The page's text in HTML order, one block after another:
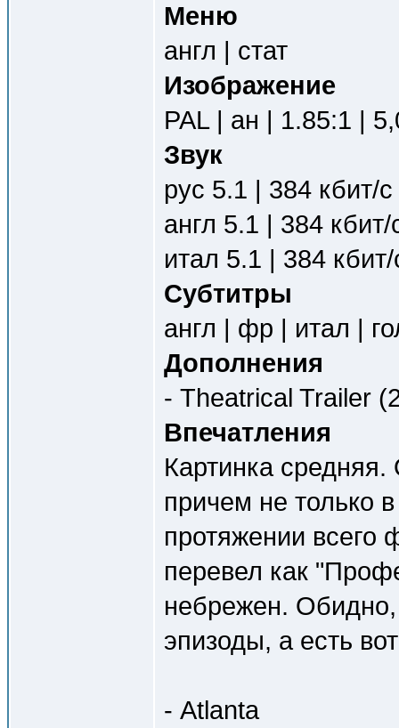
Меню
англ | стат
Изображение
PAL | ан | 1.85:1 |
Звук
рус 5.1 | 384 кбит/
англ 5.1 | 384 кбит/
итал 5.1 | 384 кбит/
Субтитры
англ | фр | итал |
Дополнения
- Theatrical Trailer
Впечатления
Картинка
причем не только
протяжении
перевел как
небрежен. Обидно,
эпизоды, а есть
- Atlanta